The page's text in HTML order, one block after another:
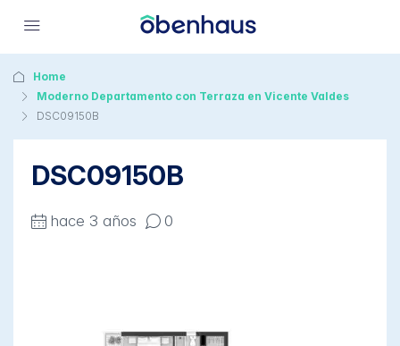
Home
Moderno Departamento con Terraza en Vicente Valdes
DSC09150B
DSC09150B
hace 3 años 0